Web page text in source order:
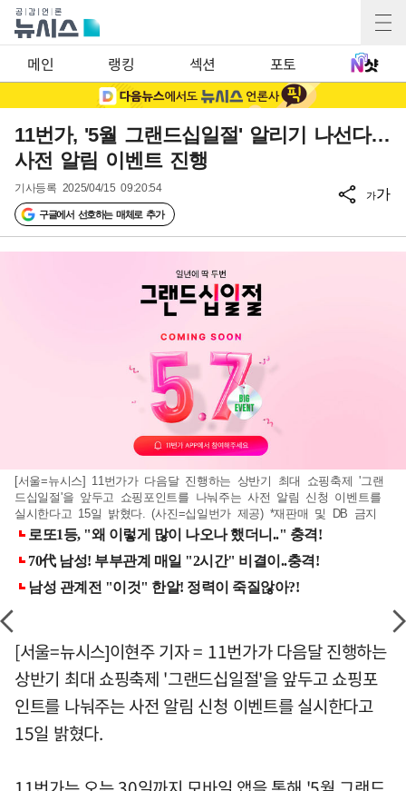
메인 랭킹 섹션 포토
11번가, '5월 그랜드십일절' 알리기 나선다…
사전 알림 이벤트 진행
기사등록 2025/04/15 09:20:54
구글에서 선호하는 매체로 추가
가가
[서울=뉴시스] 11번가가 다음달 진행하는 상반기 최대 쇼핑축제 '그랜
드십일절'을 앞두고 쇼핑포인트를 나눠주는 사전 알림 신청 이벤트를
실시한다고 15일 밝혔다. (사진=십일번가 제공) *재판매 및 DB 금지
[서울=뉴시스]이현주 기자 = 11번가가 다음달 진행하는
상반기 최대 쇼핑축제 '그랜드십일절'을 앞두고 쇼핑포
인트를 나눠주는 사전 알림 신청 이벤트를 실시한다고
15일 밝혔다.